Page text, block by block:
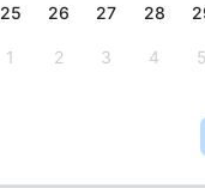
25 26 27 28
1 2 3 4 5